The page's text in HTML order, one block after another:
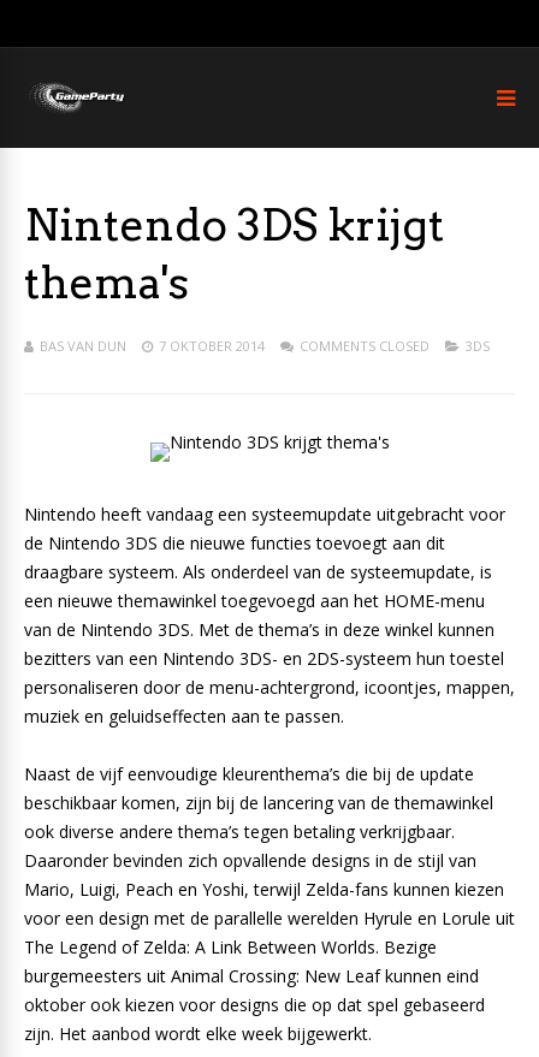
Nintendo 3DS krijgt
thema's
BAS VAN DUN 7 OKTOBER 2014 COMMENTS CLOSED 3DS
Nintendo heeft vandaag een systeemupdate uitgebracht voor
de Nintendo 3DS die nieuwe functies toevoegt aan dit
draagbare systeem. Als onderdeel van de systeemupdate, is
een nieuwe themawinkel toegevoegd aan het HOME-menu
van de Nintendo 3DS. Met de thema’s in deze winkel kunnen
bezitters van een Nintendo 3DS- en 2DS-systeem hun toestel
personaliseren door de menu-achtergrond, icoontjes, mappen,
muziek en geluidseffecten aan te passen.
Naast de vijf eenvoudige kleurenthema’s die bij de update
beschikbaar komen, zijn bij de lancering van de themawinkel
ook diverse andere thema’s tegen betaling verkrijgbaar.
Daaronder bevinden zich opvallende designs in de stijl van
Mario, Luigi, Peach en Yoshi, terwijl Zelda-fans kunnen kiezen
voor een design met de parallelle werelden Hyrule en Lorule uit
The Legend of Zelda: A Link Between Worlds. Bezige
burgemeesters uit Animal Crossing: New Leaf kunnen eind
oktober ook kiezen voor designs die op dat spel gebaseerd
zijn. Het aanbod wordt elke week bijgewerkt.